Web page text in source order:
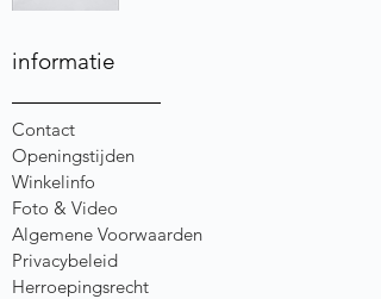
informatie
Contact
Openingstijden
Winkelinfo
Foto & Video
Algemene Voorwaarden
Privacybeleid
Herroepingsrecht